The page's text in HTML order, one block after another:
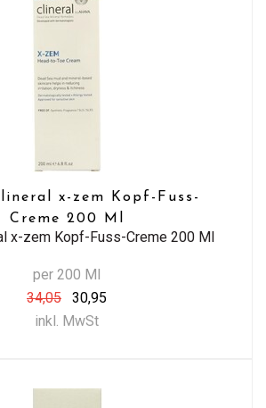
x-zem Kopf-Fuss-
Creme 200 Ml
x-zem Kopf-Fuss-Creme 200 Ml
per 200 Ml
34,05
30,95
inkl. MwSt